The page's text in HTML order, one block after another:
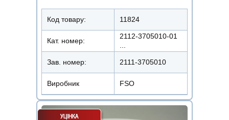
Код товару: 11824
Кат. номер:
2112-3705010-01
Зав. номер: 2111-3705010
Виробник FSO